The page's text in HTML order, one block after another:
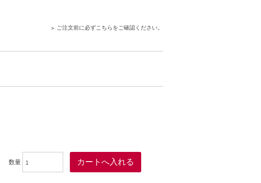
ご注文前に必ずこちらをご確認ください。
数量